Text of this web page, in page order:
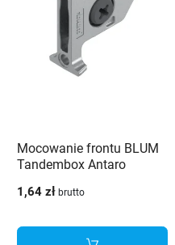
Mocowanie frontu BLUM
Tandembox Antaro
1,64 zł brutto